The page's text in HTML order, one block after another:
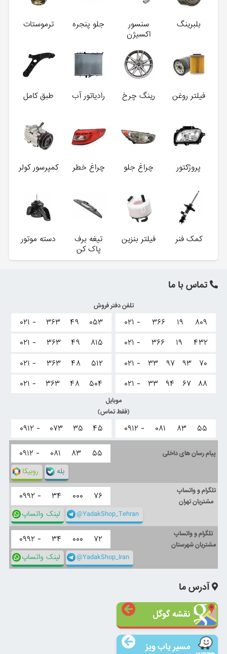
بلبرینگ
سنسور
اکسیژن
جلو پنجره ترموستات
فیلتر روغن رینگ چرخ رادیاتور آب طبق کامل
پروژکتور چراغ جلو چراغ خطر کمپرسور کولر
کمک فنر فیلتر بنزین
تیغه برف
پاک کن
دسته موتور
تماس با ما
تلفن دفتر فروش
۰۲۱ - ۳۶۶ ۱۹
۸۰۹
۰۲۱ -
۳۶۶ ۱۹
۴۳۲
۰۲۱ -
۳۳ ۹۷ ۹۳
۷۰
۰۲۱ -
۳۳ ۹۴ ۶۷ ۸۸
۰۲۱ - ۳۶۳ ۴۹
۰۵۳
۰۲۱ -
۳۶۳ ۴۹
۸۱۵
۰۲۱ -
۳۶۳ ۴۸
۵۱۲
۰۲۱ -
۳۶۳ ۴۸ ۵۰۴
موبایل
(فقط تماس)
۰۹۱۲ - ۰۸۱ ۸۳ ۵۵ ۰۹۱۲ - ۰۷۳ ۳۵ ۴۵
پیام رسان های داخلی ۰۹۱۲ - ۰۸۱ ۸۳ ۵۵
روبیکا بله
تلگرام و واتساپ
مشتریان تهران
۰۹۹۲ - ۳۴ ۰۰۰ ۷۶
لینک واتساپ @YadakShop_Tehran
تلگرام و واتساپ
مشتریان شهرستان
۰۹۹۲ - ۳۴ ۰۰۰ ۷۲
لینک واتساپ @YadakShop_Iran
آدرس ما
نقشه گوگل
مسیر یاب ویز